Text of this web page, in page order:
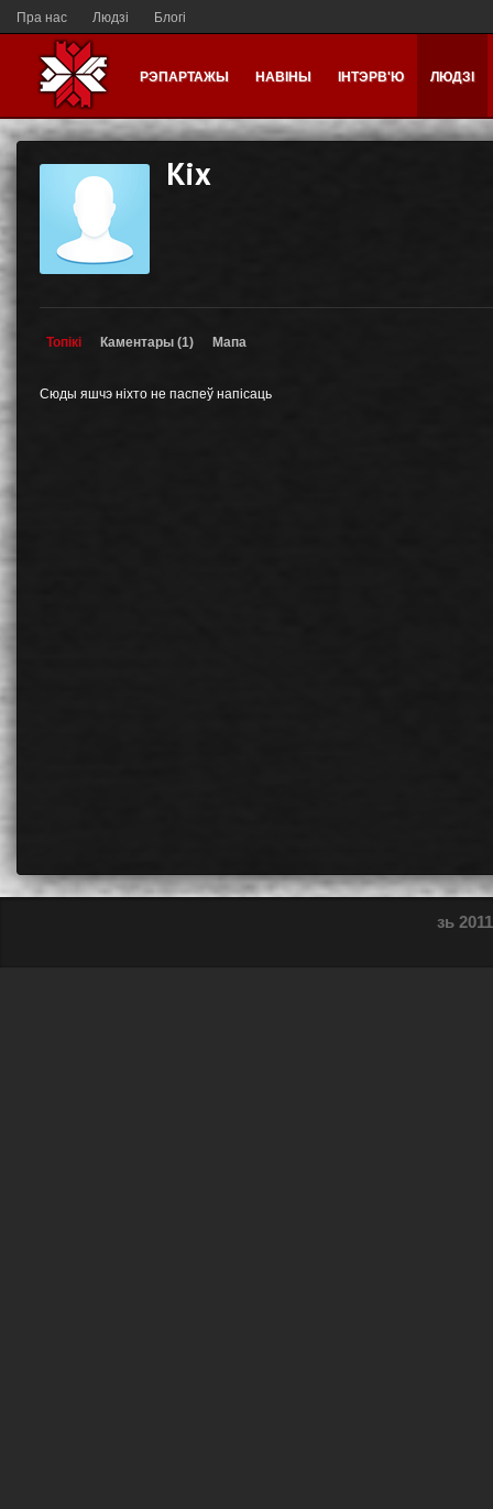
Пра нас Людзі Блогі
РЭПАРТАЖЫ НАВІНЫ ІНТЭРВ'Ю ЛЮДЗІ
Kix
Топікі Каментары (1) Мапа
Сюды яшчэ ніхто не паспеў напісаць
зь 2011